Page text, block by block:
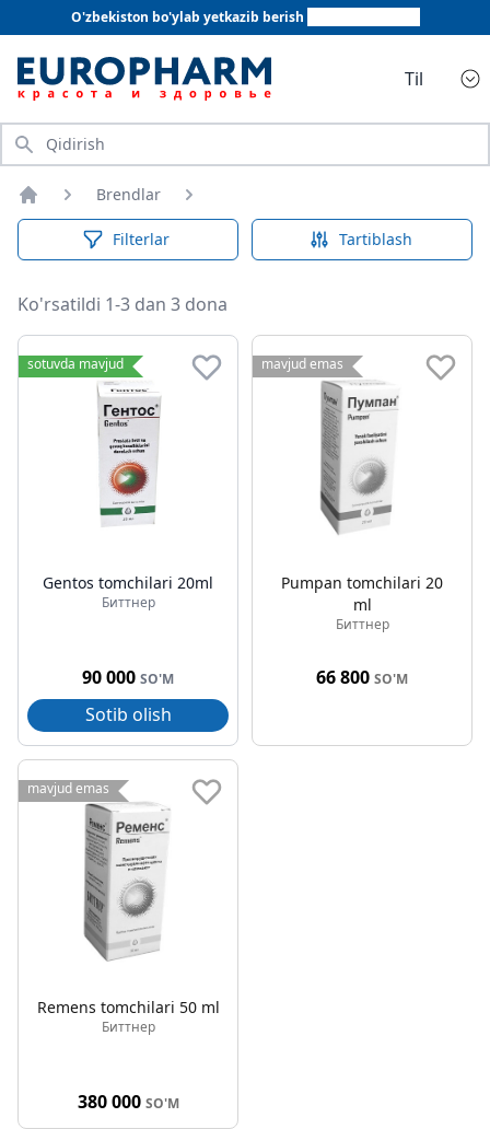
O'zbekiston bo'ylab yetkazib berish
Til
Qidirish
Bosh sahifa
Brendlar
Filterlar Tartiblash
Ko'rsatildi 1-3 dan 3 dona
sotuvda mavjud
Gentos tomchilari 20ml
Биттнер
90 000 SO'M
Sotib olish
mavjud emas
Pumpan tomchilari 20
ml
Биттнер
66 800 SO'M
mavjud emas
Remens tomchilari 50 ml
Биттнер
380 000 SO'M